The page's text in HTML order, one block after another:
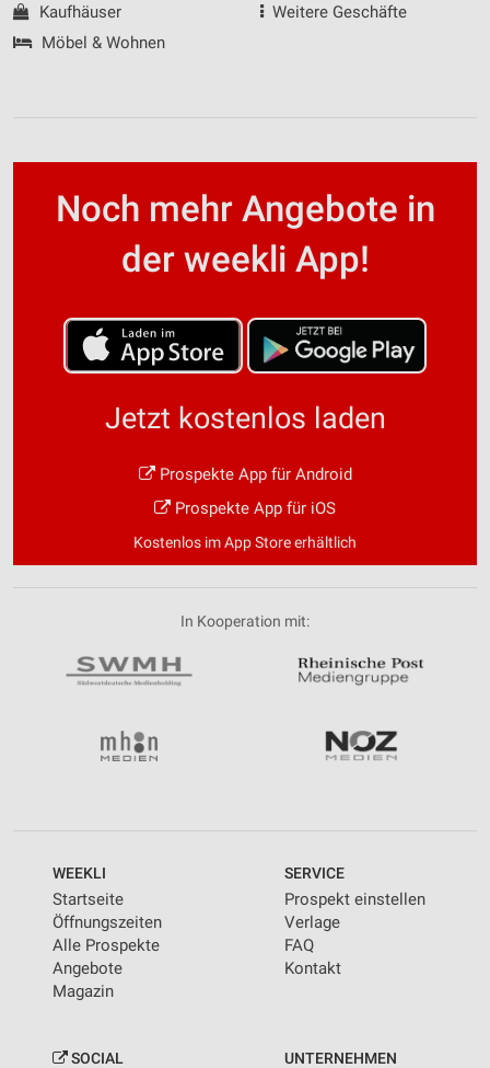
Kaufhäuser
Möbel & Wohnen
Weitere Geschäfte
Noch mehr Angebote in
der weekli App!
Jetzt kostenlos laden
Prospekte App für Android
Prospekte App für iOS
Kostenlos im App Store erhältlich
In Kooperation mit:
WEEKLI
Startseite
Öffnungszeiten
Alle Prospekte
Angebote
Magazin
SERVICE
Prospekt einstellen
Verlage
FAQ
Kontakt
SOCIAL UNTERNEHMEN